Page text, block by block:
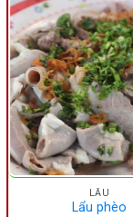
LẪU
Lẩu phèo